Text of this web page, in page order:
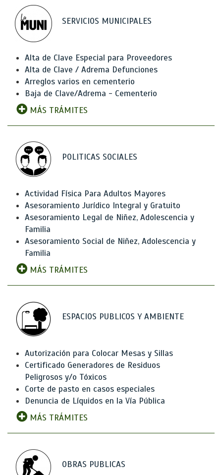
SERVICIOS MUNICIPALES
Alta de Clave Especial para Proveedores
Alta de Clave / Adrema Defunciones
Arreglos varios en cementerio
Baja de Clave/Adrema - Cementerio
MÁS TRÁMITES
POLITICAS SOCIALES
Actividad Física Para Adultos Mayores
Asesoramiento Jurídico Integral y Gratuito
Asesoramiento Legal de Niñez, Adolescencia y
Familia
Asesoramiento Social de Niñez, Adolescencia y
Familia
MÁS TRÁMITES
ESPACIOS PUBLICOS Y AMBIENTE
Autorización para Colocar Mesas y Sillas
Certificado Generadores de Residuos
Peligrosos y/o Tóxicos
Corte de pasto en casos especiales
Denuncia de Líquidos en la Vía Pública
MÁS TRÁMITES
OBRAS PUBLICAS